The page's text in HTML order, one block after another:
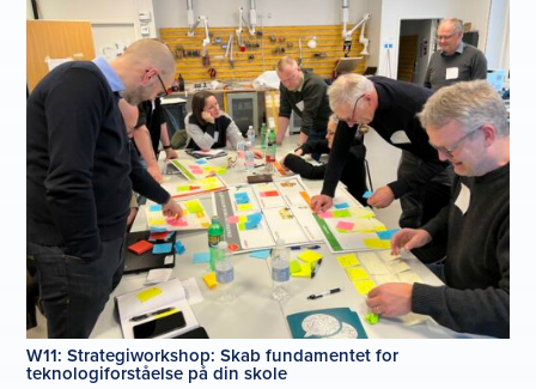
W11: Strategiworkshop: Skab fundamentet for
teknologiforståelse på din skole